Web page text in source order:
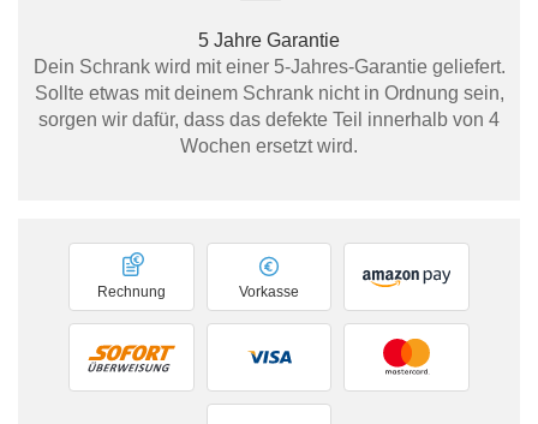
5 Jahre Garantie
Dein Schrank wird mit einer 5-Jahres-Garantie geliefert.
Sollte etwas mit deinem Schrank nicht in Ordnung sein,
sorgen wir dafür, dass das defekte Teil innerhalb von 4
Wochen ersetzt wird.
Vorkasse
Rechnung